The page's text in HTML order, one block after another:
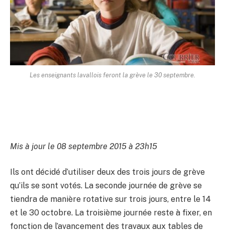
Les enseignants lavallois feront la grève le 30 septembre.
Mis à jour le 08 septembre 2015 à 23h15
Ils ont décidé d’utiliser deux des trois jours de grève
qu’ils se sont votés. La seconde journée de grève se
tiendra de manière rotative sur trois jours, entre le 14
et le 30 octobre. La troisième journée reste à fixer, en
fonction de l’avancement des travaux aux tables de